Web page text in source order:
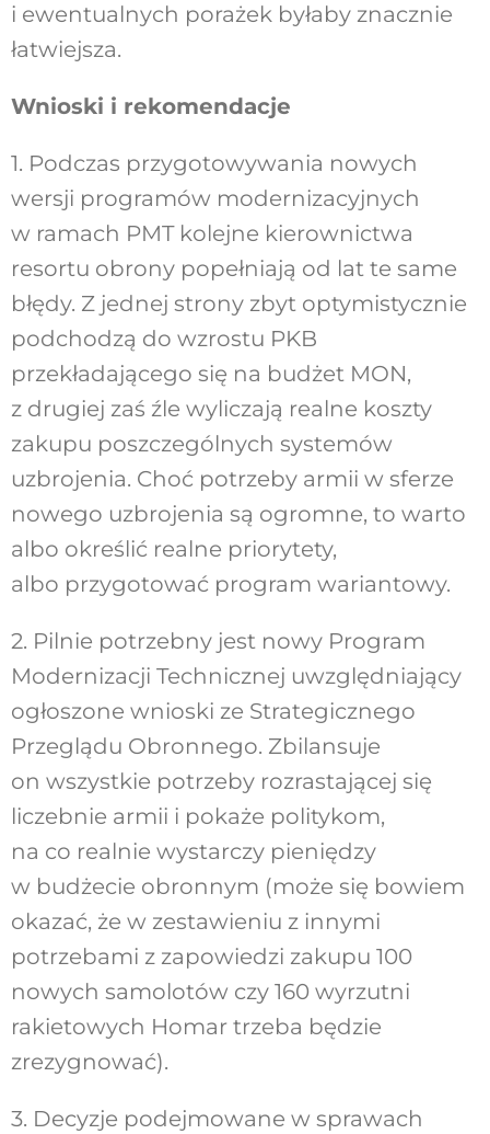
i ewentualnych porażek byłaby znacznie
łatwiejsza.
Wnioski i rekomendacje
1. Podczas przygotowywania nowych
wersji programów modernizacyjnych
w ramach PMT kolejne kierownictwa
resortu obrony popełniają od lat te same
błędy. Z jednej strony zbyt optymistycznie
podchodzą do wzrostu PKB
przekładającego się na budżet MON,
z drugiej zaś źle wyliczają realne koszty
zakupu poszczególnych systemów
uzbrojenia. Choć potrzeby armii w sferze
nowego uzbrojenia są ogromne, to warto
albo określić realne priorytety,
albo przygotować program wariantowy.
2. Pilnie potrzebny jest nowy Program
Modernizacji Technicznej uwzględniający
ogłoszone wnioski ze Strategicznego
Przeglądu Obronnego. Zbilansuje
on wszystkie potrzeby rozrastającej się
liczebnie armii i pokaże politykom,
na co realnie wystarczy pieniędzy
w budżecie obronnym (może się bowiem
okazać, że w zestawieniu z innymi
potrzebami z zapowiedzi zakupu 100
nowych samolotów czy 160 wyrzutni
rakietowych Homar trzeba będzie
zrezygnować).
3. Decyzje podejmowane w sprawach